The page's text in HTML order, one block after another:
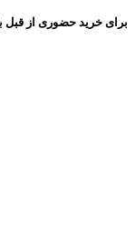
برای خرید حضوری از قبل